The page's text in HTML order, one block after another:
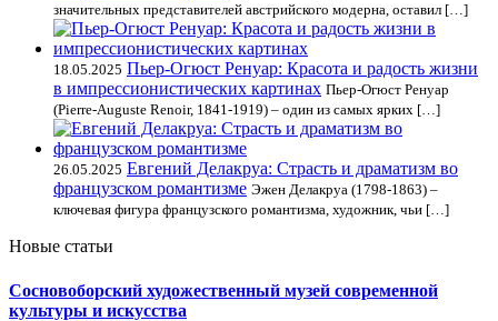
значительных представителей австрийского модерна, оставил […]
18.05.2025 Пьер-Огюст Ренуар: Красота и радость жизни
в импрессионистических картинах Пьер-Огюст Ренуар
(Pierre-Auguste Renoir, 1841-1919) – один из самых ярких […]
26.05.2025 Евгений Делакруа: Страсть и драматизм во
французском романтизме Эжен Делакруа (1798-1863) –
ключевая фигура французского романтизма, художник, чьи […]
Новые статьи
Сосновоборский художественный музей современной
культуры и искусства